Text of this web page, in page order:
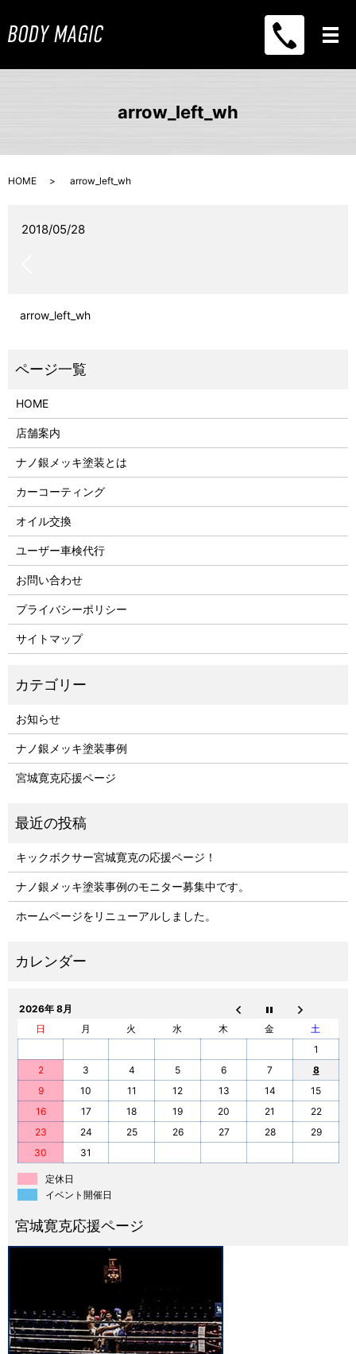
メ
arrow_left_wh
HOME arrow_left_wh
2018/05/28
arrow_left_wh
HOME
店舗案内
ナノ銀メッキ塗装とは
カーコーティング
オイル交換
ユーザー車検代行
お問い合わせ
プライバシーポリシー
サイトマップ
お知らせ
ナノ銀メッキ塗装事例
宮城寛克応援ページ
キックボクサー宮城寛克の応援ページ！
ナノ銀メッキ塗装事例のモニター募集中です。
ホームページをリニューアルしました。
2026年 8月
日
月 火 水 木 金
土
1
2
3 4 5 6 7
8
9
10 11 12 13 14
15
16
17 18 19 20 21
22
23
24 25 26 27 28
29
30
31
定休日
イベント開催日